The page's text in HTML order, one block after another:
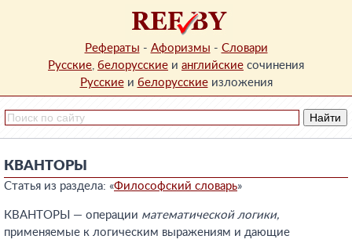
Рефераты - Афоризмы - Словари
Русские, белорусские и английские сочинения
Русскиеи белорусскиеизложения
КВАНТОРЫ
Статья из раздела: «Философский словарь»
КВАНТОРЫ — операции математической логики,
применяемые к логическим выражениям и дающие